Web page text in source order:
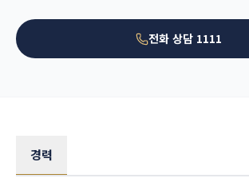
전화 상담 1111
경력